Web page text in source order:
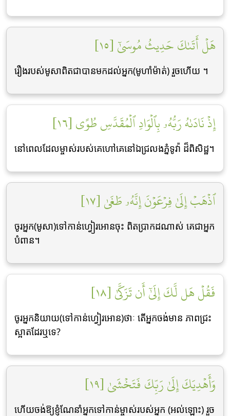
هَلۡ أَتَىٰكَ حَدِيثُ مُوسَىٰٓ [١٥]
រឿងរបស់មូសាពិតជាបានមកដល់អ្នក(មូហាំម៉ាត់) រួចហើយ ។
إِذۡ نَادَىٰهُ رَبُّهُۥ بِٱلۡوَادِ ٱلۡمُقَدَّسِ طُوًى [١٦]
នៅពេលដែលម្ចាស់របស់គេហៅគេនៅឯជ្រលងភ្នំទូវ៉ា ដ៏ពិសិដ្ឋ។
ٱذۡهَبۡ إِلَىٰ فِرۡعَوۡنَ إِنَّهُۥ طَغَىٰ [١٧]
ចូរអ្នក(មូសា)ទៅកាន់ហ្វៀរអោនចុះ ពិតប្រាកដណាស់ គេជាអ្នក
បំពាន។
فَقُلۡ هَل لَّكَ إِلَىٰٓ أَن تَزَكَّىٰ [١٨]
ចូរអ្នកនិយាយ(ទៅកាន់ហ្វៀរអោន)ថាៈ តើអ្នកចង់មាន ភាពជ្រះ
ស្អាតដែរឬទេ?
وَأَهۡدِيَكَ إِلَىٰ رَبِّكَ فَتَخۡشَىٰ [١٩]
ហើយចង់ឱ្យខ្ញុំណែនាំអ្នកទៅកាន់ម្ចាស់របស់អ្នក (អល់ឡោះ) រួច